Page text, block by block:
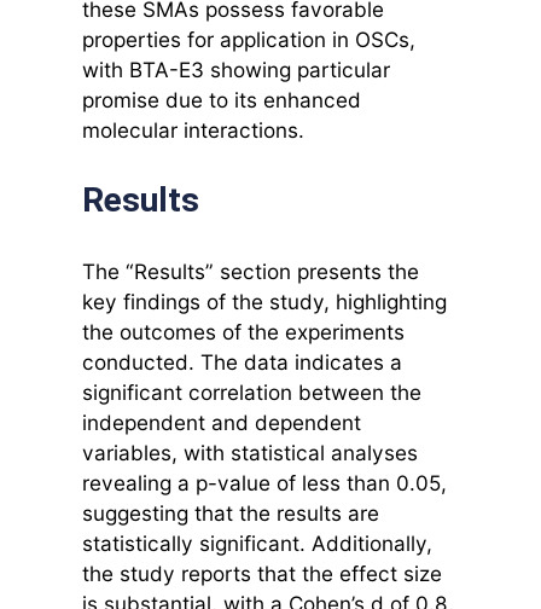
these SMAs possess favorable
properties for application in OSCs,
with BTA-E3 showing particular
promise due to its enhanced
molecular interactions.
Results
The “Results” section presents the
key findings of the study, highlighting
the outcomes of the experiments
conducted. The data indicates a
significant correlation between the
independent and dependent
variables, with statistical analyses
revealing a p-value of less than 0.05,
suggesting that the results are
statistically significant. Additionally,
the study reports that the effect size
is substantial, with a Cohen’s d of 0.8,